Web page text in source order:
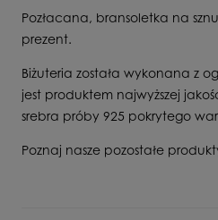
Pozłacana, bransoletka na
prezent.
Biżuteria została wykonana z
jest produktem najwyższej
srebra próby 925 pokrytego
Poznaj nasze pozostałe